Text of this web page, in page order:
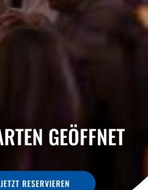
GEÖFFNET
JETZT RESERVIEREN